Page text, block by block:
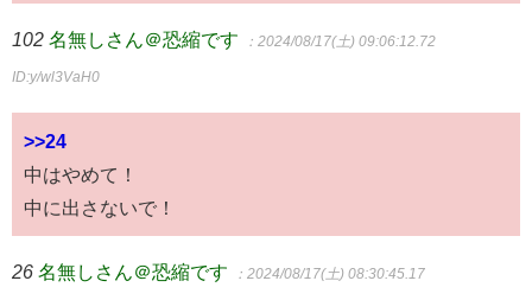
102 名無しさん＠恐縮です ：2024/08/17(土) 09:06:12.72
ID:y/wl3VaH0
>>24
中はやめて！
中に出さないで！
26 名無しさん＠恐縮です ：2024/08/17(土) 08:30:45.17